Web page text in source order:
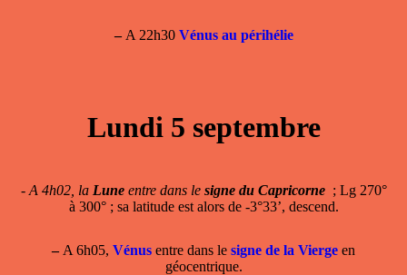
–A 22h30 Vénus au périhélie
Lundi 5 septembre
- A 4h02, la Luneentre dans le signe du Capricorne ; Lg 270°
à 300° ; sa latitude est alors de -3°33’, descend.
–A 6h05, Vénus entre dans le signe de la Vierge en
géocentrique.